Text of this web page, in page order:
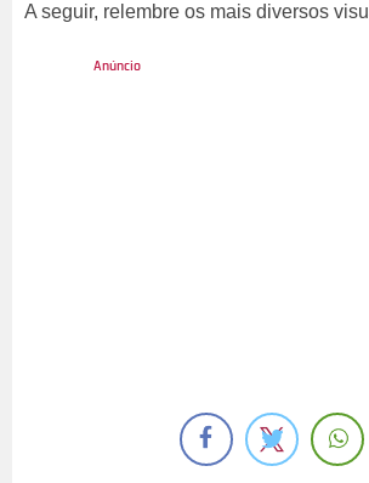
A seguir, relembre os mais diversos